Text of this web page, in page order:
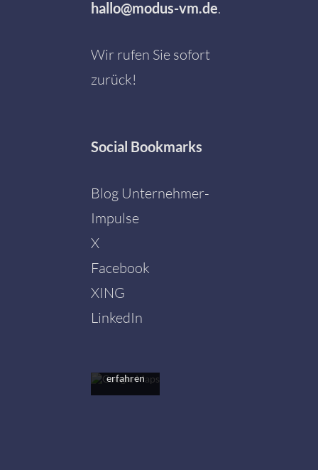
hallo@modus-vm.de.
Wir rufen Sie sofort
zurück!
Social Bookmarks
Blog Unternehmer-
Impulse
X
Facebook
XING
LinkedIn
Mit dem
Karte
Sie die
erfahren